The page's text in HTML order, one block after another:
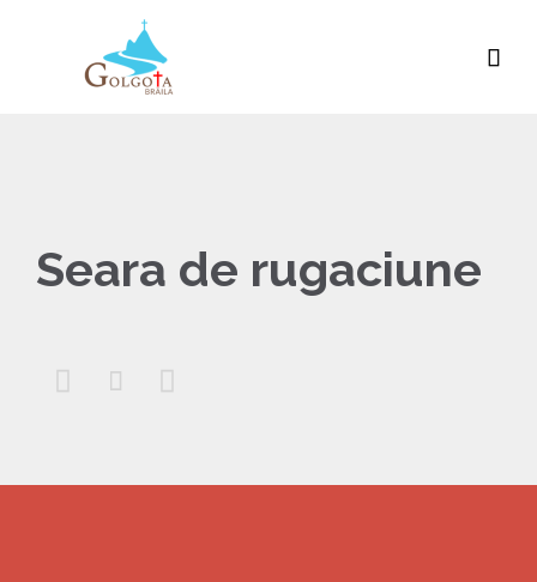

Seara de rugaciune
  